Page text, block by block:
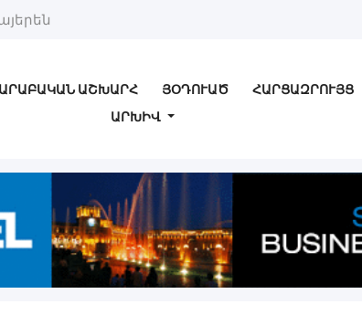
ԱՐԱԲԱԿԱՆ ԱՇԽԱՐՀ ՅՕԴՈՒԱԾ ՀԱՐՑԱԶՐՈՒՅՑ
ԱՐԽԻՎ